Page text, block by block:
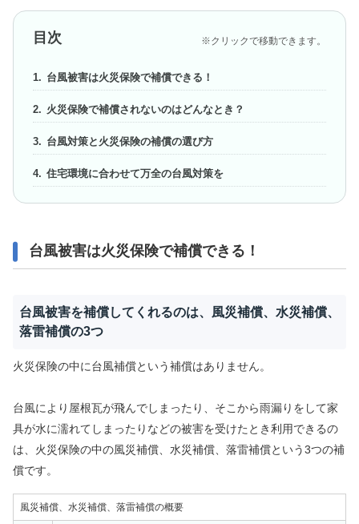
目次 ※クリックで移動できます。
台風被害は火災保険で補償できる！
火災保険で補償されないのはどんなとき？
台風対策と火災保険の補償の選び方
住宅環境に合わせて万全の台風対策を
台風被害は火災保険で補償できる！
台風被害を補償してくれるのは、風災補償、水災補償、
落雷補償の3つ
火災保険の中に台風補償という補償はありません。
台風により屋根瓦が飛んでしまったり、そこから雨漏りをして家
具が水に濡れてしまったりなどの被害を受けたとき利用できるの
は、火災保険の中の風災補償、水災補償、落雷補償という3つの補
償です。
風災補償、水災補償、落雷補償の概要